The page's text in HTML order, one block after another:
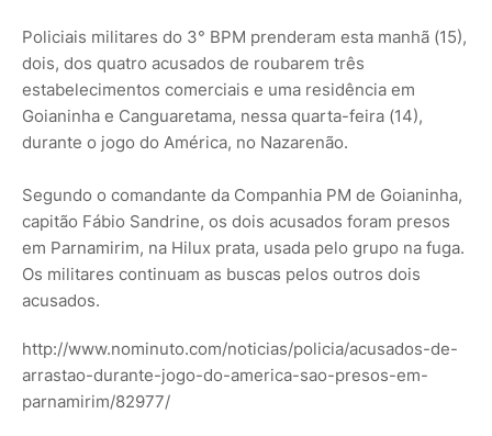
Policiais militares do 3° BPM prenderam esta manhã (15),
dois, dos quatro acusados de roubarem três
estabelecimentos comerciais e uma residência em
Goianinha e Canguaretama, nessa quarta-feira (14),
durante o jogo do América, no Nazarenão.
Segundo o comandante da Companhia PM de Goianinha,
capitão Fábio Sandrine, os dois acusados foram presos
em Parnamirim, na Hilux prata, usada pelo grupo na fuga.
Os militares continuam as buscas pelos outros dois
acusados.
http://www.nominuto.com/noticias/policia/acusados-de-
arrastao-durante-jogo-do-america-sao-presos-em-
parnamirim/82977/